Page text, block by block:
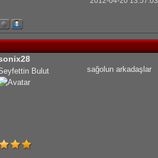
Bulut sağolun arkadaşlar